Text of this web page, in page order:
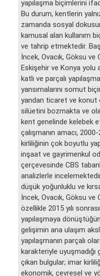
yapılaşma biçimlerini
Bu durum, kentlerin
zamanda sosyal
kamusal alan kullanım
ve tahrip etmektedir.
İncek, Ovacık, Göksu
Eskişehir ve Konya yolu
katlı ve parçalı
yansımalarını somut
yandan ticaret ve konut
silüetini bozmakta ve
kent genelinde kelebek
çalışmanın amacı,
kirliliğinin çok boyutlu
inşaat ve gayrimenkul
çerçevesinde CBS
analizlerle
düşük yoğunluklu ve
İncek, Ovacık, Göksu ve
özellikle 2015 yılı
yapılaşmaya
gelişimin ana ulaşım
yapılaşmanın parçalı
karakteriyle
çıkan bulgular; imar
ekonomik, çevresel ve